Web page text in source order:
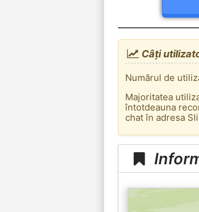
Câți
Numărul de
Majoritatea
întotdeauna
chat în adresa